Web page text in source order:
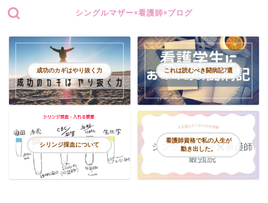
シングルマザー×看護師×ブログ
成功のカギはやり抜く力 これは読むべき闘病記7選
シリンジ採血について
看護師資格で私の人生が
動き出した。